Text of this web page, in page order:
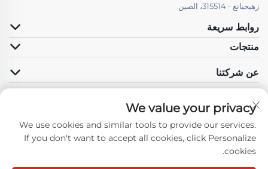
زهيجيانغ - 315514، الصين
روابط سريعة
منتجات
عن شركتنا
تابعونا
We value your privacy
We use cookies and similar tools to provide our services.
If you don't want to accept all cookies, click Personalize
cookies.